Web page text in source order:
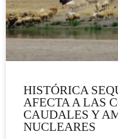
HISTÓRICA
AFECTA A LAS
CAUDALES Y
NUCLEARES